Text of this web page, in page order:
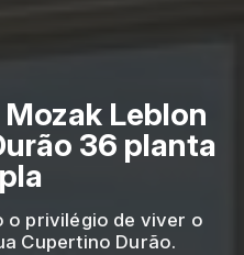
Leblon
36 planta
o privilégio de viver o
Cupertino Durão.